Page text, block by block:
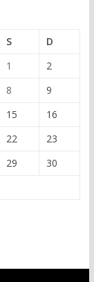
S
D
1
2
8
9
15
16
22
23
29
30